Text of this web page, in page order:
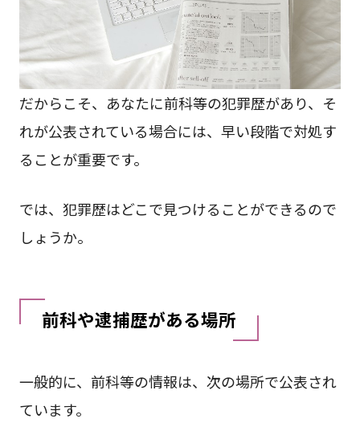
だからこそ、あなたに前科等の犯罪歴があり、そ
れが公表されている場合には、早い段階で対処す
ることが重要です。
では、犯罪歴はどこで見つけることができるので
しょうか。
前科や逮捕歴がある場所
一般的に、前科等の情報は、次の場所で公表され
ています。